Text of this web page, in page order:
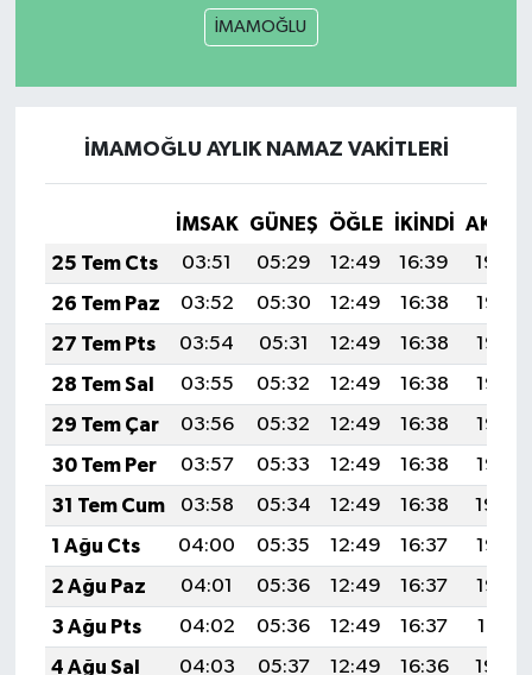
İMAMOĞLU
İMAMOĞLU AYLIK NAMAZ VAKITLERI
İMSAK GÜNEŞ ÖĞLE İKINDI
25 Tem Cts
03:51 05:29 12:49 16:39
19:59
26 Tem Paz
03:52 05:30 12:49 16:38
19:58
27 Tem Pts
03:54 05:31 12:49 16:38
19:57
28 Tem Sal
03:55 05:32 12:49 16:38
19:56
29 Tem Çar
03:56 05:32 12:49 16:38
19:55
30 Tem Per
03:57 05:33 12:49 16:38
19:55
31 Tem Cum
03:58 05:34 12:49 16:38
19:54
1 Ağu Cts
04:00 05:35 12:49 16:37
19:53
2 Ağu Paz
04:01 05:36 12:49 16:37
19:52
3 Ağu Pts
04:02 05:36 12:49 16:37
19:51
4 Ağu Sal
04:03 05:37 12:49 16:36
19:50